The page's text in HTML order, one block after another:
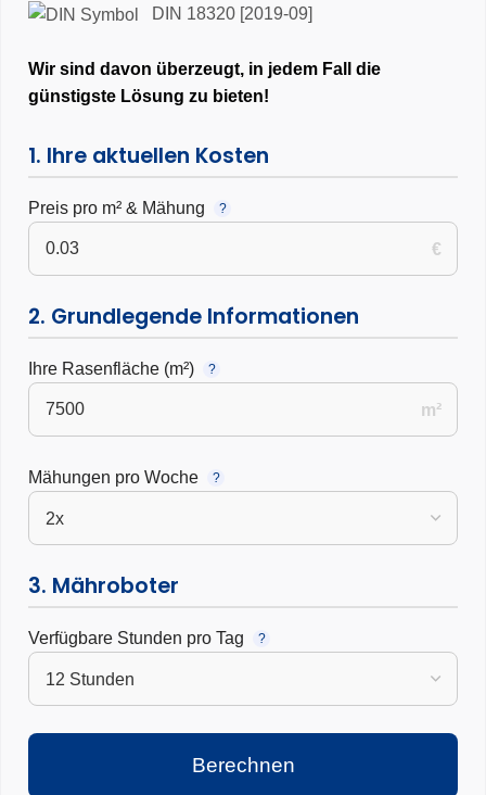
DIN 18320 [2019-09]
Wir sind davon überzeugt, in jedem Fall die
günstigste Lösung zu bieten!
1. Ihre aktuellen Kosten
Preis pro m² & Mähung ?
€
2. Grundlegende Informationen
Ihre Rasenfläche (m²) ?
m²
Mähungen pro Woche ?
3. Mähroboter
Verfügbare Stunden pro Tag ?
Berechnen